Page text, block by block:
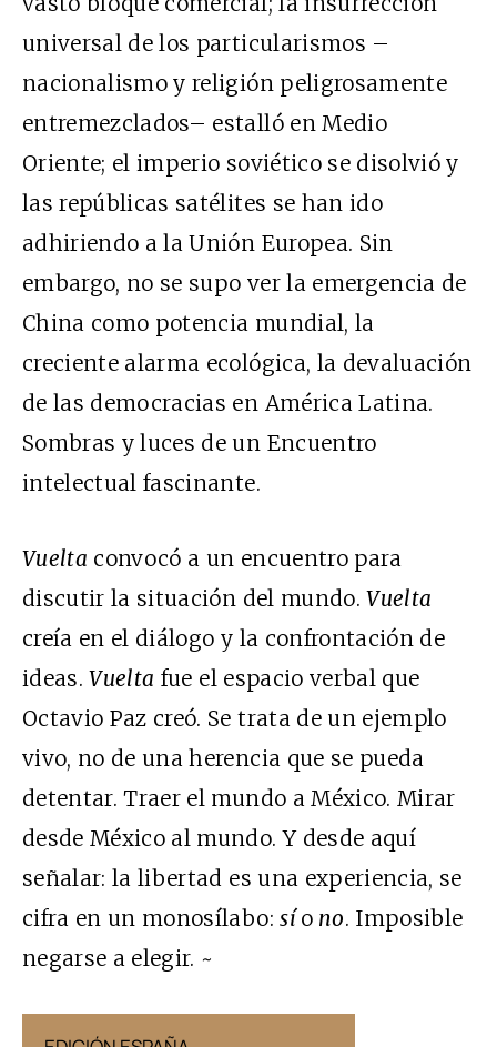
universal de los particularismos –
nacionalismo y religión peligrosamente
entremezclados– estalló en Medio
Oriente; el imperio soviético se disolvió y
las repúblicas satélites se han ido
adhiriendo a la Unión Europea. Sin
embargo, no se supo ver la emergencia de
China como potencia mundial, la
creciente alarma ecológica, la devaluación
de las democracias en América Latina.
Sombras y luces de un Encuentro
intelectual fascinante.
Vuelta convocó a un encuentro para
discutir la situación del mundo.Vuelta
creía en el diálogo y la confrontación de
ideas.Vuelta fue el espacio verbal que
Octavio Paz creó. Se trata de un ejemplo
vivo, no de una herencia que se pueda
detentar. Traer el mundo a México. Mirar
desde México al mundo. Y desde aquí
señalar: la libertad es una experiencia, se
cifra en un monosílabo:sío no. Imposible
negarse a elegir. ~